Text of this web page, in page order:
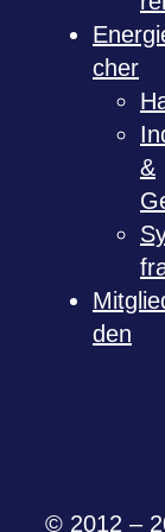
cher
&
den
© 2012 –